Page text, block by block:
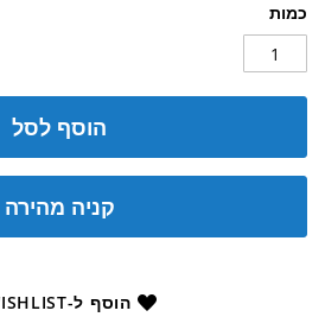
כמות
הוסף לסל
קניה מהירה
הוסף ל-WISHLIST